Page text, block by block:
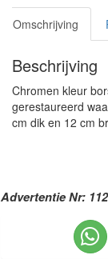
Omschrijving
Beschrijving
Chromen kleur
gerestaureerd
cm dik en 12 cm
Advertentie Nr: